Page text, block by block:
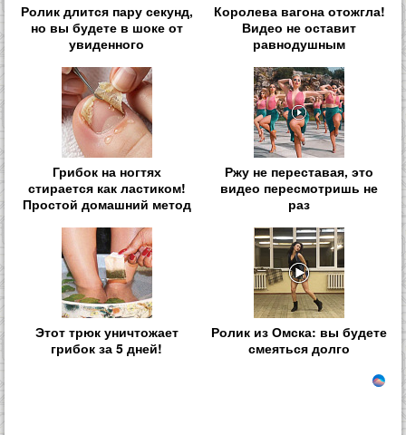
Ролик длится пару секунд,
но вы будете в шоке от
увиденного
Королева вагона отожгла!
Видео не оставит
равнодушным
Грибок на ногтях
стирается как ластиком!
Простой домашний метод
Ржу не переставая, это
видео пересмотришь не
раз
Этот трюк уничтожает
грибок за 5 дней!
Ролик из Омска: вы будете
смеяться долго